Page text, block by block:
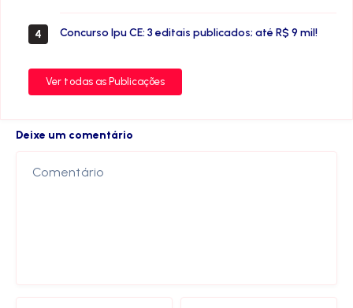
4 Concurso Ipu CE: 3 editais publicados; até R$ 9 mil!
Ver todas as Publicações
Deixe um comentário